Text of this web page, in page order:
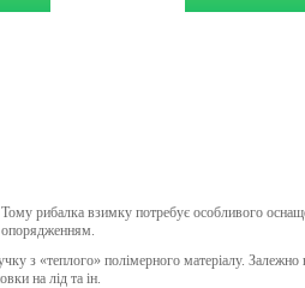
рибалка взимку потребує особливого
опорядженням.
з «теплого» полімерного матеріалу.
на лід та ін.